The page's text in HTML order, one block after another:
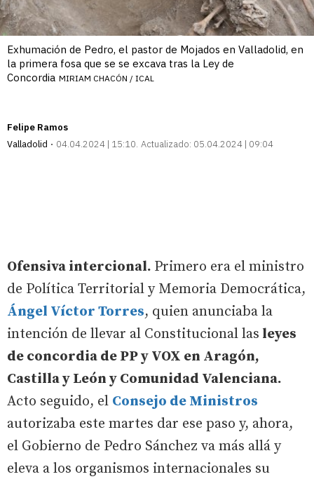
Exhumación de Pedro, el pastor de Mojados en Valladolid, en
la primera fosa que se se excava tras la Ley de
Concordia MIRIAM CHACÓN / ICAL
Felipe Ramos
Valladolid
04.04.2024 | 15:10 Actualizado: 05.04.2024 | 09:04
Ofensiva intercional. Primero era el ministro
de Política Territorial y Memoria Democrática,
Ángel Víctor Torres, quien anunciaba la
intención de llevar al Constitucional las leyes
de concordia de PP y VOX en Aragón,
Castilla y León y Comunidad Valenciana.
Acto seguido, el Consejo de Ministros
autorizaba este martes dar ese paso y, ahora,
el Gobierno de Pedro Sánchez va más allá y
eleva a los organismos internacionales su